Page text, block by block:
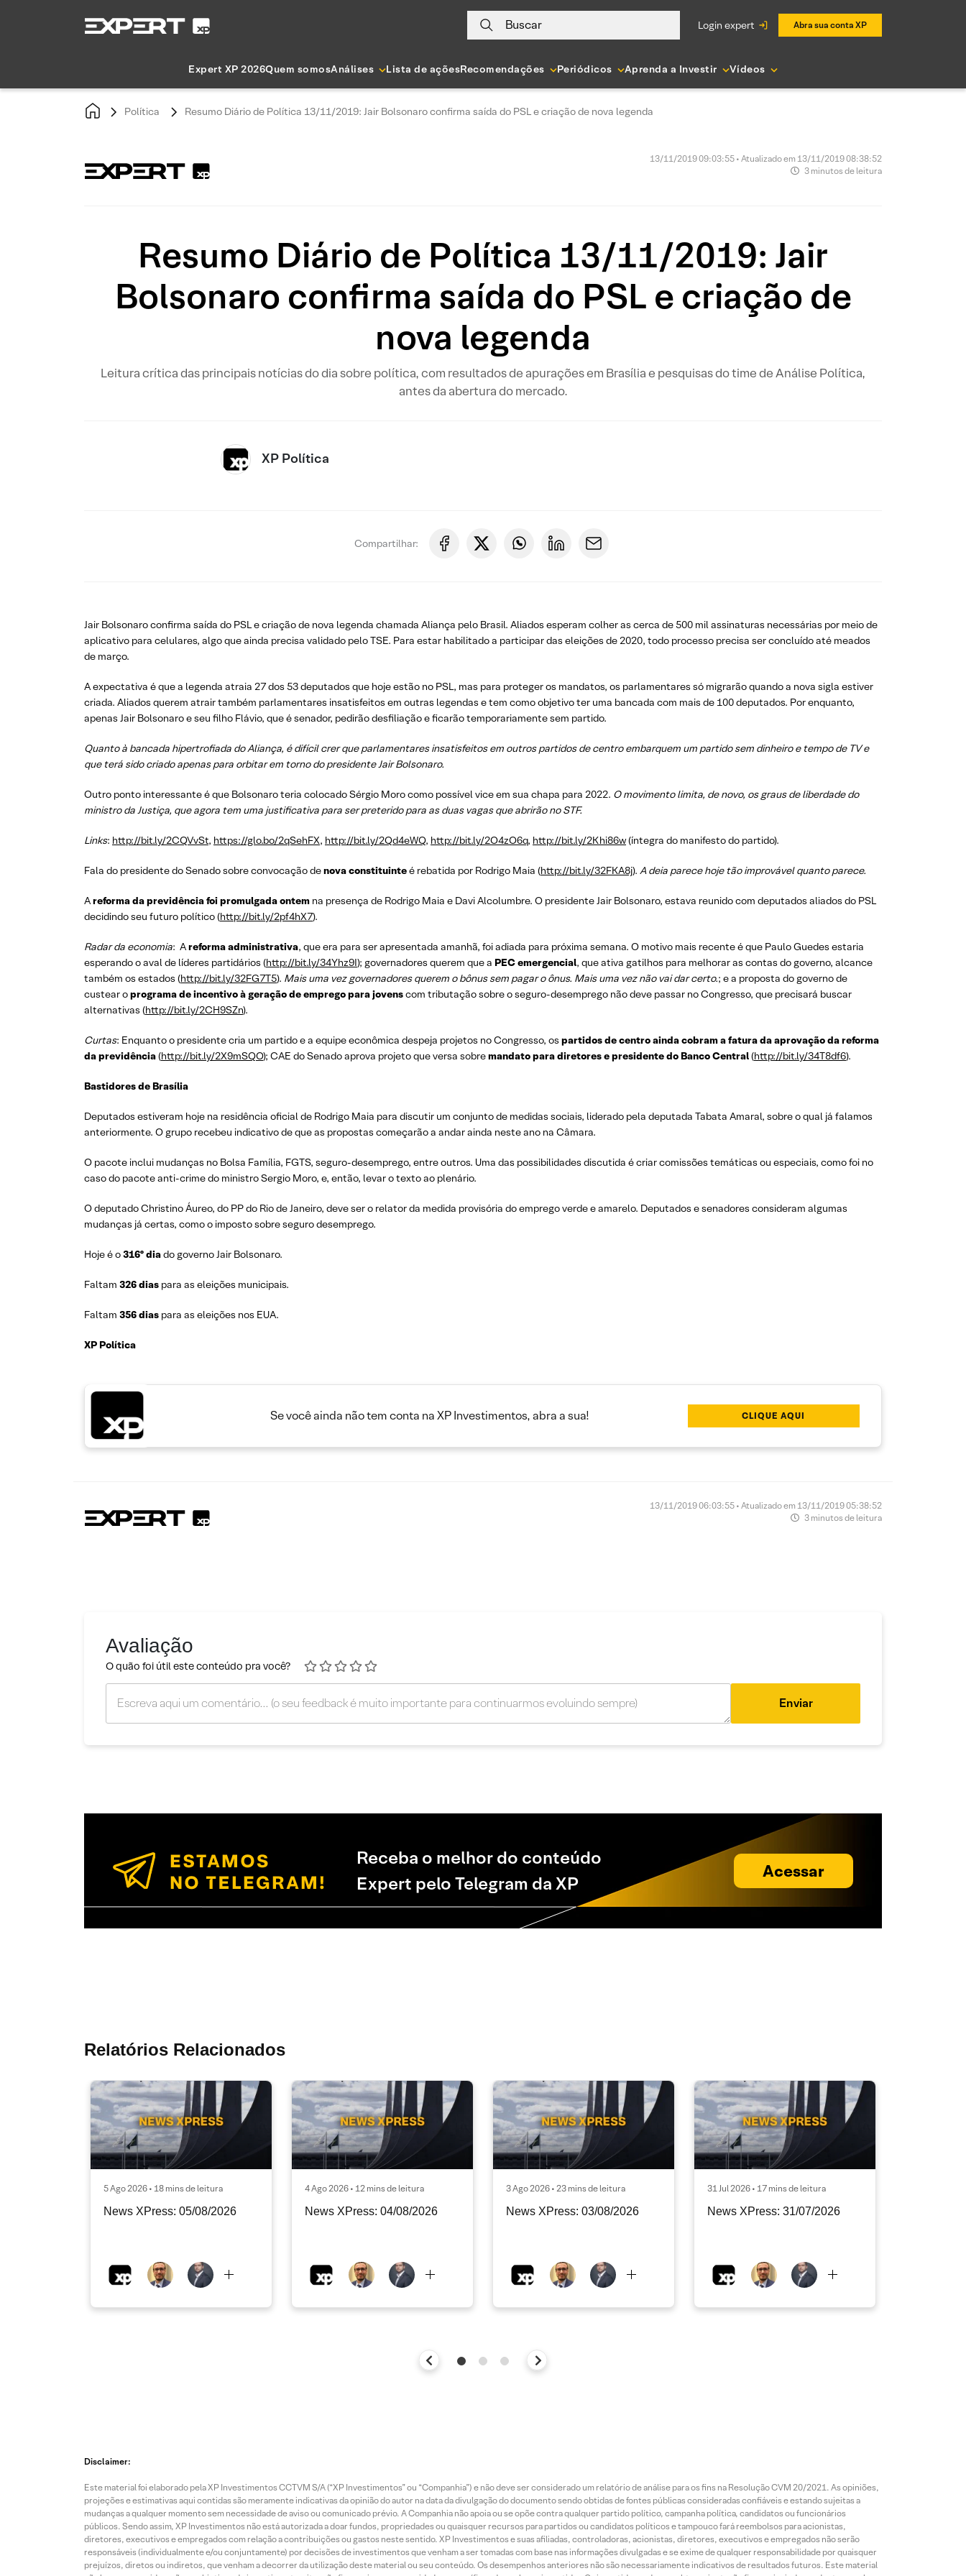
Buscar login expert Abra sua conta XP
Expert XP 2026Quem somosAnálises Lista de açõesRecomendações Periódicos Aprenda a Investir Vídeos
Política Resumo Diário de Política 13/11/2019: Jair Bolsonaro confirma saída do PSL e criação de nova legenda
13/11/2019 09:03:55 • Atualizado em 13/11/2019 08:38:52
3 minutos de leitura
Resumo Diário de Política 13/11/2019: Jair
Bolsonaro confirma saída do PSL e criação de
nova legenda
Leitura crítica das principais notícias do dia sobre política, com resultados de apurações em Brasília e pesquisas do time de Análise Política,
antes da abertura do mercado.
XP Política
Compartilhar:
Jair Bolsonaro confirma saída do PSL e criação de nova legenda chamada Aliança pelo Brasil. Aliados esperam colher as cerca de 500 mil assinaturas necessárias por meio de
aplicativo para celulares, algo que ainda precisa validado pelo TSE. Para estar habilitado a participar das eleições de 2020, todo processo precisa ser concluído até meados
de março.
A expectativa é que a legenda atraia 27 dos 53 deputados que hoje estão no PSL, mas para proteger os mandatos, os parlamentares só migrarão quando a nova sigla estiver
criada. Aliados querem atrair também parlamentares insatisfeitos em outras legendas e tem como objetivo ter uma bancada com mais de 100 deputados. Por enquanto,
apenas Jair Bolsonaro e seu filho Flávio, que é senador, pedirão desfiliação e ficarão temporariamente sem partido.
Quanto à bancada hipertrofiada do Aliança, é difícil crer que parlamentares insatisfeitos em outros partidos de centro embarquem um partido sem dinheiro e tempo de TV e
que terá sido criado apenas para orbitar em torno do presidente Jair Bolsonaro.
Outro ponto interessante é que Bolsonaro teria colocado Sérgio Moro como possível vice em sua chapa para 2022. O movimento limita, de novo, os graus de liberdade do
ministro da Justiça, que agora tem uma justificativa para ser preterido para as duas vagas que abrirão no STF.
Links: http://bit.ly/2CQVvSt, https://glo.bo/2qSehFX, http://bit.ly/2Qd4eWQ, http://bit.ly/2O4zO6q, http://bit.ly/2Khi86w(íntegra do manifesto do partido).
Fala do presidente do Senado sobre convocação denova constituinteé rebatida por Rodrigo Maia (http://bit.ly/32FKA8j). A deia parece hoje tão improvável quanto parece.
Areforma da previdência foi promulgada ontem na presença de Rodrigo Maia e Davi Alcolumbre. O presidente Jair Bolsonaro, estava reunido com deputados aliados do PSL
decidindo seu futuro político (http://bit.ly/2pf4hX7).
Radar da economia: Areforma administrativa, que era para ser apresentada amanhã, foi adiada para próxima semana. O motivo mais recente é que Paulo Guedes estaria
esperando o aval de líderes partidários (http://bit.ly/34Yhz9I); governadores querem que a PEC emergencial, que ativa gatilhos para melhorar as contas do governo, alcance
também os estados (http://bit.ly/32FG7T5). Mais uma vez governadores querem o bônus sem pagar o ônus. Mais uma vez não vai dar certo.; e a proposta do governo de
custear oprograma de incentivo à geração de emprego para jovenscom tributação sobre o seguro-desemprego não deve passar no Congresso, que precisará buscar
alternativas (http://bit.ly/2CH9SZn).
Curtas: Enquanto o presidente cria um partido e a equipe econômica despeja projetos no Congresso, os partidos de centro ainda cobram a fatura da aprovação da reforma
da previdência(http://bit.ly/2X9mSQO); CAE do Senado aprova projeto que versa sobremandato para diretores e presidente do Banco Central(http://bit.ly/34T8df6).
Bastidores de Brasília
Deputados estiveram hoje na residência oficial de Rodrigo Maia para discutir um conjunto de medidas sociais, liderado pela deputada Tabata Amaral, sobre o qual já falamos
anteriormente. O grupo recebeu indicativo de que as propostas começarão a andar ainda neste ano na Câmara.
O pacote inclui mudanças no Bolsa Família, FGTS, seguro-desemprego, entre outros. Uma das possibilidades discutida é criar comissões temáticas ou especiais, como foi no
caso do pacote anti-crime do ministro Sergio Moro, e, então, levar o texto ao plenário.
O deputado Christino Áureo, do PP do Rio de Janeiro, deve ser o relator da medida provisória do emprego verde e amarelo. Deputados e senadores consideram algumas
mudanças já certas, como o imposto sobre seguro desemprego.
Hoje é o316º diado governo Jair Bolsonaro.
Faltam 326 dias para as eleições municipais.
Faltam 356 dias para as eleições nos EUA.
XP Política
Se você ainda não tem conta na XP Investimentos, abra a sua! CLIQUE AQUI
13/11/2019 06:03:55 • Atualizado em 13/11/2019 05:38:52
3 minutos de leitura
Avaliação
O quão foi útil este conteúdo pra você?
Enviar
Receba o melhor do conteúdo
Expert pelo Telegram da XP
Acessar
Relatórios Relacionados
5 Ago 2026 • 18 mins de leitura
News XPress: 05/08/2026
4 Ago 2026 • 12 mins de leitura
News XPress: 04/08/2026
3 Ago 2026 • 23 mins de leitura
News XPress: 03/08/2026
31 Jul 2026 • 17 mins de leitura
News XPress: 31/07/2026
Disclaimer:
Este material foi elaborado pela XP Investimentos CCTVM S/A (“XP Investimentos” ou “Companhia”) e não deve ser considerado um relatório de análise para os fins na Resolução CVM 20/2021. As opiniões,
projeções e estimativas aqui contidas são meramente indicativas da opinião do autor na data da divulgação do documento sendo obtidas de fontes públicas consideradas confiáveis e estando sujeitas a
mudanças a qualquer momento sem necessidade de aviso ou comunicado prévio. A Companhia não apoia ou se opõe contra qualquer partido político, campanha política, candidatos ou funcionários
públicos. Sendo assim, XP Investimentos não está autorizada a doar fundos, propriedades ou quaisquer recursos para partidos ou candidatos políticos e tampouco fará reembolsos para acionistas,
diretores, executivos e empregados com relação a contribuições ou gastos neste sentido. XP Investimentos e suas afiliadas, controladoras, acionistas, diretores, executivos e empregados não serão
responsáveis (individualmente e/ou conjuntamente) por decisões de investimentos que venham a ser tomadas com base nas informações divulgadas e se exime de qualquer responsabilidade por quaisquer
prejuízos, diretos ou indiretos, que venham a decorrer da utilização deste material ou seu conteúdo. Os desempenhos anteriores não são necessariamente indicativos de resultados futuros. Este material